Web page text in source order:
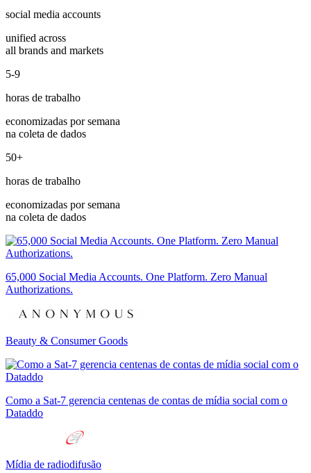
social media accounts
unified across
all brands and markets
5-9
horas de trabalho
economizadas por semana
na coleta de dados
50+
horas de trabalho
economizadas por semana
na coleta de dados
65,000 Social Media Accounts. One Platform. Zero Manual
Authorizations.
Beauty & Consumer Goods
Como a Sat-7 gerencia centenas de contas de mídia social com o
Dataddo
Mídia de radiodifusão